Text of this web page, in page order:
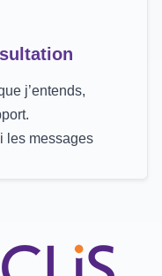
j’entends,
les messages